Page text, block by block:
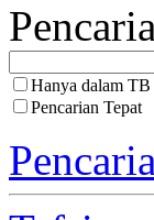
Hanya dalam TB
Pencarian Tepat